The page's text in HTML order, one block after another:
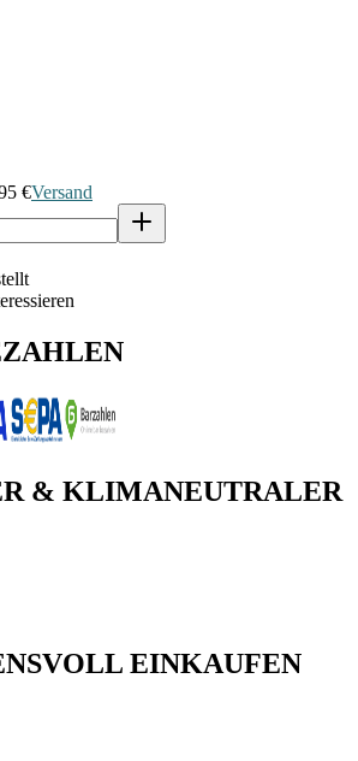
€Versand
& KLIMANEUTRALER
EINKAUFEN